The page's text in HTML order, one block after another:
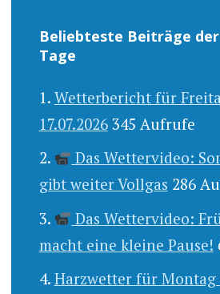
Beliebteste Beiträge
Tage
Wetterbericht für
17.07.2026 345 Aufrufe
Das Wettervideo:
gibt weiter Vollgas 286
Das Wettervideo:
macht eine kleine Pause!
Harzwetter für Montag